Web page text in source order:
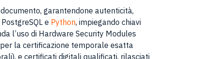
garantendone autenticità,
e Python, impiegando chiavi
l’uso di Hardware Security Modules
la certificazione temporale esatta
e certificati digitali qualificati, rilasciati